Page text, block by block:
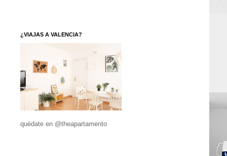
¿VIAJAS A VALENCIA?
quédate en @theapartamento